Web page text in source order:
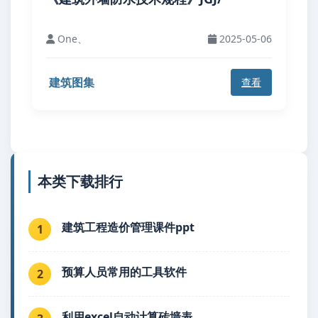
One、 2025-05-06
建筑图集 查看
本类下载排行
1 建筑工程造价管理课件ppt
2 预算人员常用的工具软件